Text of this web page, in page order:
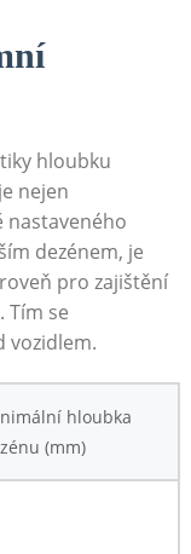
hloubku
nejen
nastaveného
dezénem, je
pro zajištění
Tím se
vozidlem.
hloubka
(mm)